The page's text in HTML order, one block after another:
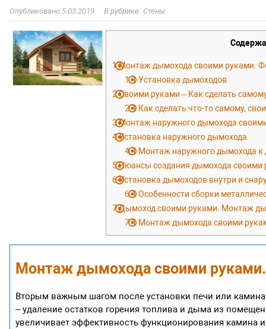
5.03.2019 Стены
1Монтаж дымохода своими руками.
1.1Установка дымоходов
2Своими руками – Как сделать
2.1 Как сделать что-то самому,
3Монтаж наружного дымохода
4Установка наружного дымохода
4.1 Монтаж наружного дымохода к
5Нюансы создания дымохода своими
6Установка дымоходов внутри и
6.1Особенности сборки
7Дымоход своими руками. Монтаж
7.1 Монтаж дымохода своими
Монтаж дымохода своими
Вторым важным шагом после установки печи или
– удаление остатков горения топлива и дыма из
увеличивает эффективность функционирования камина